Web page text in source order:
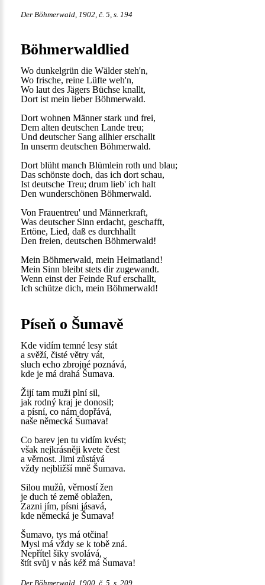
Der Böhmerwald, 1902, č. 5, s. 194
Böhmerwaldlied
Wo dunkelgrün die Wälder steh'n,
Wo frische, reine Lüfte weh'n,
Wo laut des Jägers Büchse knallt,
Dort ist mein lieber Böhmerwald.
Dort wohnen Männer stark und frei,
Dem alten deutschen Lande treu;
Und deutscher Sang allhier erschallt
In unserm deutschen Böhmerwald.
Dort blüht manch Blümlein roth und blau;
Das schönste doch, das ich dort schau,
Ist deutsche Treu; drum lieb' ich halt
Den wunderschönen Böhmerwald.
Von Frauentreu' und Männerkraft,
Was deutscher Sinn erdacht, geschafft,
Ertöne, Lied, daß es durchhallt
Den freien, deutschen Böhmerwald!
Mein Böhmerwald, mein Heimatland!
Mein Sinn bleibt stets dir zugewandt.
Wenn einst der Feinde Ruf erschallt,
Ich schütze dich, mein Böhmerwald!
Píseň o Šumavě
Kde vidím temné lesy stát
a svěží, čisté větry vát,
sluch echo zbrojné poznává,
kde je má drahá Šumava.
Žijí tam muži plní sil,
jak rodný kraj je donosil;
a písní, co nám dopřává,
naše německá Šumava!
Co barev jen tu vidím kvést;
však nejkrásněji kvete čest
a věrnost. Jimi zůstává
vždy nejbližší mně Šumava.
Silou mužů, věrností žen
je duch té země oblažen,
Zazni jím, písni jásavá,
kde německá je Šumava!
Šumavo, tys má otčina!
Mysl má vždy se k tobě zná.
Nepřítel šiky svolává,
štít svůj v nás kéž má Šumava!
Der Böhmerwald, 1900, č. 5, s. 209